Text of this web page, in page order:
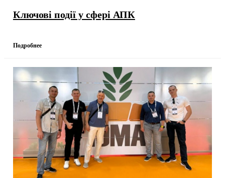
Ключові події у сфері АПК
Подробнее